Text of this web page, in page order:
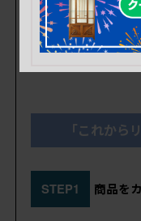
店が品質を保証
めいたします。
「これから
STEP1 商品を